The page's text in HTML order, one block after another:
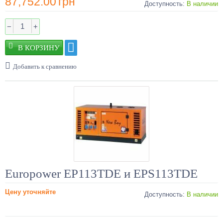
так и в будущем продать его, сдать в аренду.
устройства просты и легки в применении. К тому же, дизельные
электростанции используются в самых разных целях. Поэтому,
дизельный генератор и эксплуатировать для бесперебойного
потребления электроэнергии.
Доступность: В наличии
− +
Добавить к сравнению
Europower EP113TDE и EPS113TDE
Цену уточняйте Доступность: В наличии